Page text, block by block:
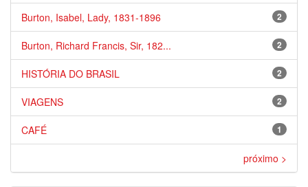
2
Burton, Isabel, Lady, 1831-1896
2
Burton, Richard Francis, Sir, 182...
2
HISTÓRIA DO BRASIL
2
VIAGENS
1
CAFÉ
próximo >